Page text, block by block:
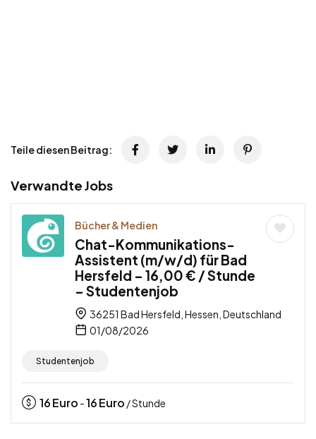
Teile diesen Beitrag:
Verwandte Jobs
Bücher & Medien
Chat-Kommunikations-
Assistent (m/w/d) für Bad
Hersfeld – 16,00 € / Stunde
– Studentenjob
36251 Bad Hersfeld, Hessen, Deutschland
01/08/2026
Studentenjob
16Euro -16Euro / Stunde